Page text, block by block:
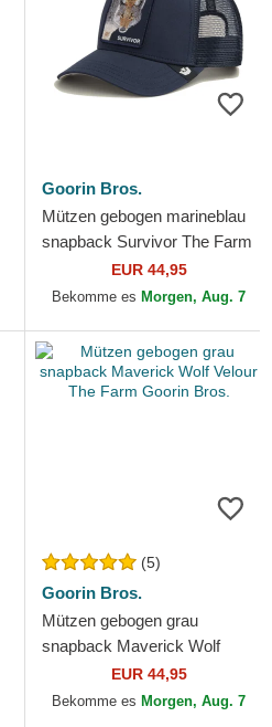
Goorin Bros.
Mützen gebogen marineblau
snapback Survivor The Farm
Goorin Bros.EUR 44,95
Bekomme es Morgen, Aug. 7
(5)
Goorin Bros.
Mützen gebogen grau
snapback Maverick Wolf
Velour The Farm Goorin
Bros.
EUR 44,95
Bekomme es Morgen, Aug. 7